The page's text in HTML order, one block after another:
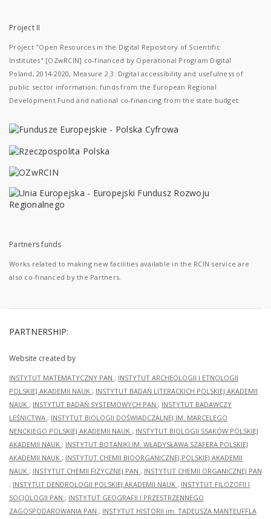
Project II
Project "Open Resources in the Digital Repository of Scientific
Institutes" [OZwRCIN] co-financed by Operational Program Digital
Poland, 2014-2020, Measure 2.3: Digital accessibility and usefulness of
public sector information; funds from the European Regional
Development Fund and national co-financing from the state budget.
Partners funds
Works related to making new facilities available in the RCIN service are
also co-financed by the Partners.
PARTNERSHIP:
Website created by
INSTYTUT MATEMATYCZNY PAN ; INSTYTUT ARCHEOLOGII I ETNOLOGII
POLSKIEJ AKADEMII NAUK ; INSTYTUT BADAŃ LITERACKICH POLSKIEJ AKADEMII
NAUK ; INSTYTUT BADAŃ SYSTEMOWYCH PAN ; INSTYTUT BADAWCZY
LEŚNICTWA ; INSTYTUT BIOLOGII DOŚWIADCZALNEJ IM. MARCELEGO
NENCKIEGO POLSKIEJ AKADEMII NAUK ; INSTYTUT BIOLOGII SSAKÓW POLSKIEJ
AKADEMII NAUK ; INSTYTUT BOTANIKI IM. WŁADYSŁAWA SZAFERA POLSKIEJ
AKADEMII NAUK ; INSTYTUT CHEMII BIOORGANICZNEJ POLSKIEJ AKADEMII
NAUK ; INSTYTUT CHEMII FIZYCZNEJ PAN ; INSTYTUT CHEMII ORGANICZNEJ PAN
; INSTYTUT DENDROLOGII POLSKIEJ AKADEMII NAUK ; INSTYTUT FILOZOFII I
SOCJOLOGII PAN ; INSTYTUT GEOGRAFII I PRZESTRZENNEGO
ZAGOSPODAROWANIA PAN ; INSTYTUT HISTORII im. TADEUSZA MANTEUFFLA